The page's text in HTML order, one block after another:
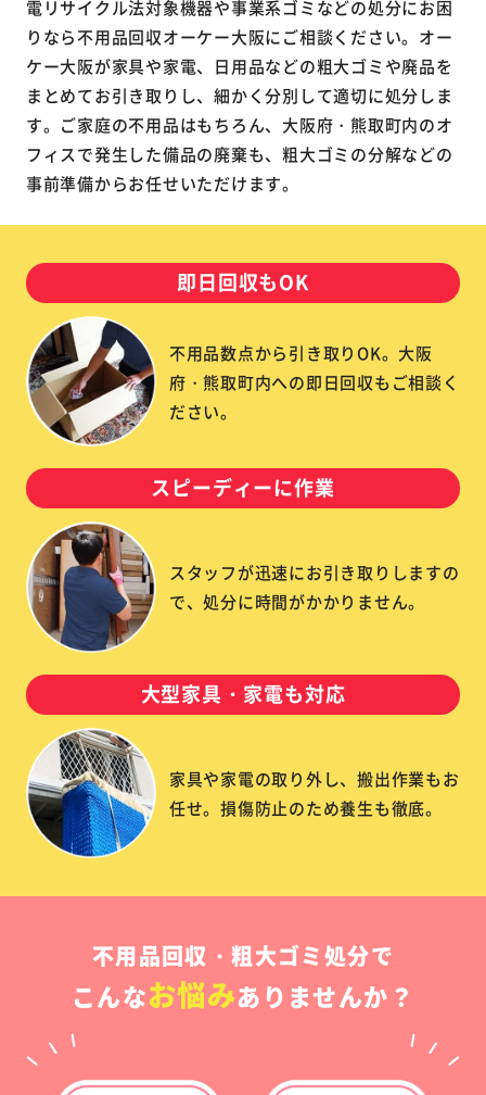
電リサイクル法対象機器や事業系ゴミなどの処分にお困
りなら不用品回収オーケー大阪にご相談ください。オー
ケー大阪が家具や家電、日用品などの粗大ゴミや廃品を
まとめてお引き取りし、細かく分別して適切に処分しま
す。ご家庭の不用品はもちろん、大阪府・熊取町内のオ
フィスで発生した備品の廃棄も、粗大ゴミの分解などの
事前準備からお任せいただけます。
即日回収もOK
不用品数点から引き取りOK。大阪
府・熊取町内への即日回収もご相談く
ださい。
スピーディーに作業
スタッフが迅速にお引き取りしますの
で、処分に時間がかかりません。
大型家具・家電も対応
家具や家電の取り外し、搬出作業もお
任せ。損傷防止のため養生も徹底。
不用品回収・粗大ゴミ処分で
こんなお悩みありませんか？